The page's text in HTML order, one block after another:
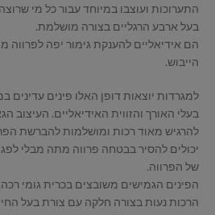
התערוכות ועוצבו במיוחד עבור כל מי
בעל ארבע הרגליים בצורה מושלמת.
הם אידיאליים להענקת גימור יפה
הייבוש.
למגרדות יוצאות דופן האלו פינים עדינים
בעלי האורך והזווית האידיאליים. העיצוב
להרגיש מאוד רכות ומושלמות להברשת
יכולים להסיר בבטחה פרווה מתה מבלי
של הפרווה.
הפינים הגמישים משובצים בכרית גומי
הרכות נעות בצורה חלקה עם צורת בעל